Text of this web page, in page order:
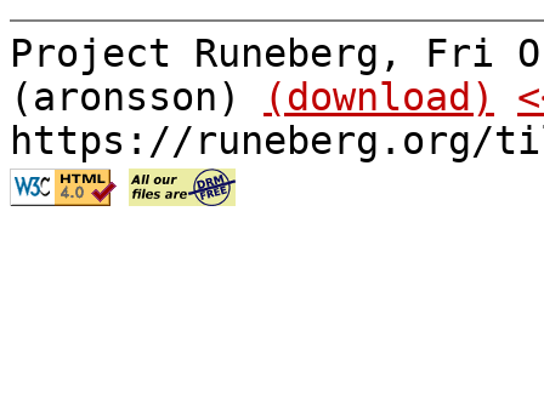
Project Runeberg, Fri
(aronsson)
(download)
https://runeberg.org/